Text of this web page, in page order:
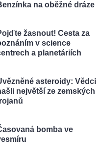
na oběžné dráze
žasnout! Cesta za
v science
a planetáriích
asteroidy: Vědci
největší ze zemských
bomba ve